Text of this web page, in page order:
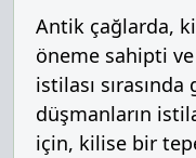
Antik çağlarda,
öneme sahipti
istilası
düşmanların
için, kilise bir